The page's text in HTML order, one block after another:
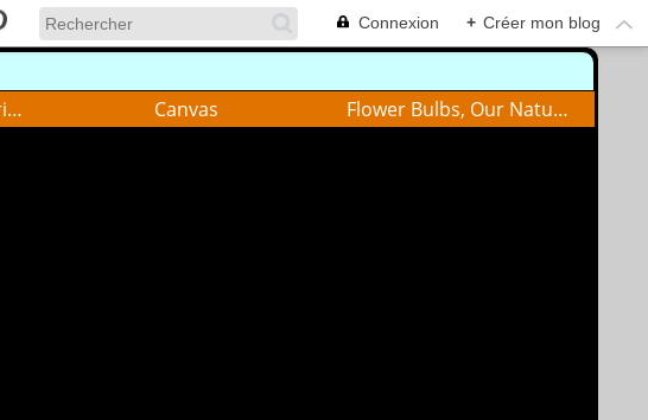
Connexion + Créer mon blog
Jardins en Fleurs - Flowering gardens Canvas Flower Bulbs, Our Nature